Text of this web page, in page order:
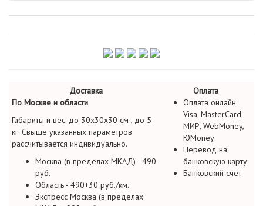
Доставка
Оплата
По Москве и области
Габариты и вес: до 30х30х30 см , до 5
кг. Свыше указанных параметров
рассчитывается индивидуально.
Москва (в пределах МКАД) - 490
руб.
Область - 490+30 руб./км.
Экспресс Москва (в пределах
Оплата онлайн
Visa, MasterCard,
МИР, WebMoney,
ЮMoney
Перевод на
банковскую карту
Банковский счет